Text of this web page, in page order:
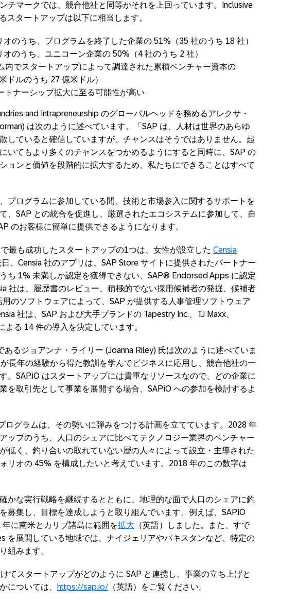
チマークでは、競合他社と同等かそれを上回っています。Inclusive
スタートアップは以下に相当します。
オのうち、プログラムを終了した企業の 51%（35 社のうち 18 社）
オのうち、ユニコーン企業の 50%（4 社のうち 2 社）
内でスタートアップによって調達された累積ベンチャー資本の
ドルのうち 27 億米ドル）
トナーシップ拡大に至る可能性が高い
and Intrapreneurship のグローバルヘッドを務めるアレクサ・
は次のように述べています。「SAP は、人材は世界のあらゆ
していると確信していますが、チャンスはそうではありません。起
いてもより多くのチャンスをつかめるようにすると同時に、SAP の
ョンと価値を段階的に拡大するため、私たちにできることはすべて
プログラムに参加している間、技術と市場参入に関するサポートを
、SAP との統合を促進し、厳選されたエコシステムに参加して、自
のお客様に簡単に提供できるようになります。
最も成功したスタートアップの1つは、女性が設立した Censia
日、Censia 社のアプリは、SAP Store サイトに提供されたパートナー
ち 1% 未満しか認定を獲得できない、SAP® Endorsed Apps に認定
社は、履歴書のレビュー、積極的でない採用候補者の発掘、候補者
用のソフトウェアによって、SAP が提供する人事管理ソフトウェア
社は、SAP および大手ブランドの Tapestry Inc.、TJ Maxx、
よる 14 件の導入を決定しています。
あるジョアンナ・ライリー (Joanna Riley) 氏は次のように述べていま
長年の経験から得た教訓を学んでビジネスに応用し、競合他社の一
。SAP.iO はスタートアップには貴重なリソースなので、どの企業に
を取引先として事業を展開する場合、SAP.iO への参加を検討するよ
ログラムは、その勢いに弾みをつける計画を立てています。2028 年
ップのうち、人口のシェアに比べてテクノロジー業界のベンチャー
低く、釣り合いの取れていない層の人々によって設立・主導された
リオの 45% を構成したいと考えています。2018 年のこの数字は
かな実行戦略を継続するとともに、地理的な面で人口のシェアに釣
募集し、目標を達成しようと取り組んでいます。例えば、SAP.iO
年に南米とカリブ諸島に範囲を拡大 （英語）しました。また、すで
を展開している地域では、ナイジェリアやパキスタンなど、特定の
組みます。
てスタートアップがどのように SAP と連携し、事業の立ち上げと
については、
https://sap.io/ （英語）をご覧ください。